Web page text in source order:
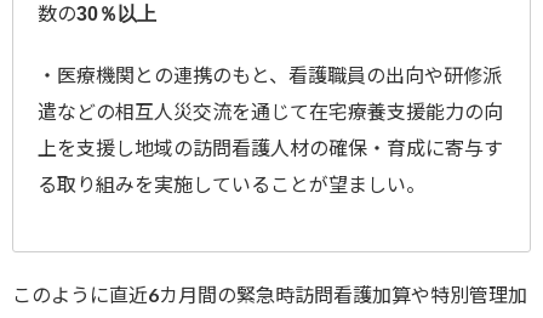
数の30％以上
・医療機関との連携のもと、看護職員の出向や研修派
遣などの相互人災交流を通じて在宅療養支援能力の向
上を支援し地域の訪問看護人材の確保・育成に寄与す
る取り組みを実施していることが望ましい。
このように直近6カ月間の緊急時訪問看護加算や特別管理加